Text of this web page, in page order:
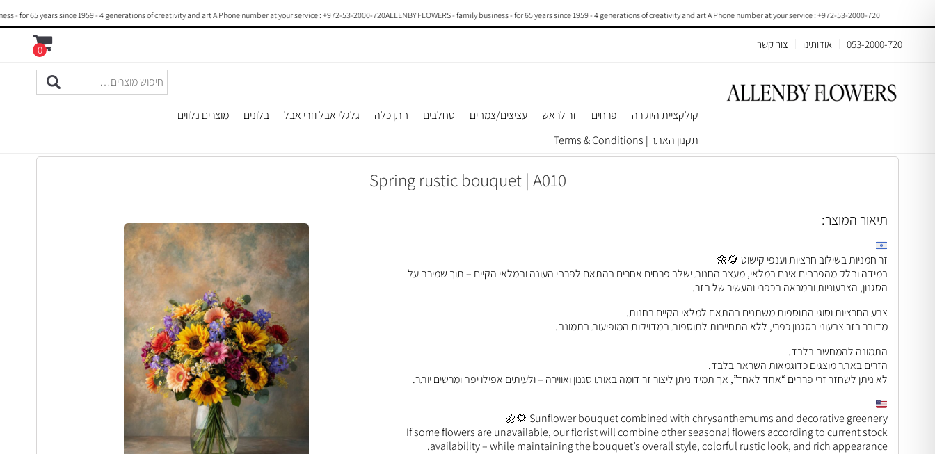
ALLENBY FLOWERS - family business - for 65 years since 1959 - 4 generations of creativity and art A Phone number at your service : +972-53-2000-720
65 years since 1959 - 4 generations of creativity and art A Phone number at your service : +972-53-2000-720
053-2000-720 אודותינו צור קשר 0
קולקציית היוקרה פרחים זר לראש עציצים/צמחים סחלבים חתן כלה גלגלי אבל וזרי אבל בלונים
מוצרים נלווים
תקנון האתר | Terms & Conditions
Spring rustic bouquet | A010
תיאור המוצר:
זר חמניות בשילוב חרציות וענפי קישוט 🌻🌼
במידה וחלק מהפרחים אינם במלאי, מעצב החנות ישלב פרחים אחרים בהתאם לפרחי העונה והמלאי הקיים – תוך שמירה על
הסגנון, הצבעוניות והמראה הכפרי והעשיר של הזר.
צבע החרציות וסוגי התוספות משתנים בהתאם למלאי הקיים בחנות.
מדובר בזר צבעוני בסגנון כפרי, ללא התחייבות לתוספות המדויקות המופיעות בתמונה.
התמונה להמחשה בלבד.
הזרים באתר מוצגים כדוגמאות השראה בלבד.
לא ניתן לשחזר זרי פרחים “אחד לאחד”, אך תמיד ניתן ליצור זר דומה באותו סגנון ואווירה – ולעיתים אפילו יפה ומרשים יותר.
Sunflower bouquet combined with chrysanthemums and decorative greenery 🌻🌼
If some flowers are unavailable, our florist will combine other seasonal flowers according to current stock
availability – while maintaining the bouquet’s overall style, colorful rustic look, and rich appearance.